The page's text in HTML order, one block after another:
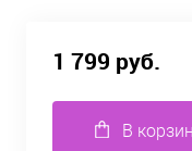
1 799 руб.
В